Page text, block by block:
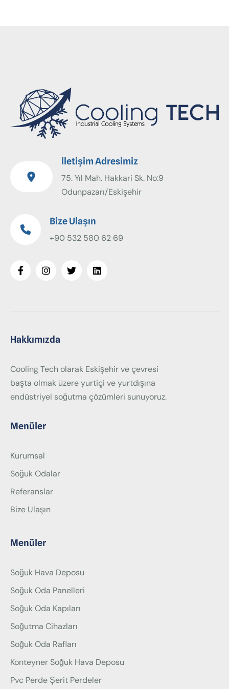
İletişim Adresimiz
75. Yıl Mah. Hakkari Sk. No:9
Odunpazarı/Eskişehir
Bize Ulaşın
+90 532 580 62 69
Hakkımızda
Cooling Tech olarak Eskişehir ve çevresi
başta olmak üzere yurtiçi ve yurtdışına
endüstriyel soğutma çözümleri sunuyoruz.
Menüler
Kurumsal
Soğuk Odalar
Referanslar
Bize Ulaşın
Menüler
Soğuk Hava Deposu
Soğuk Oda Panelleri
Soğuk Oda Kapıları
Soğutma Cihazları
Soğuk Oda Rafları
Konteyner Soğuk Hava Deposu
Pvc Perde Şerit Perdeler